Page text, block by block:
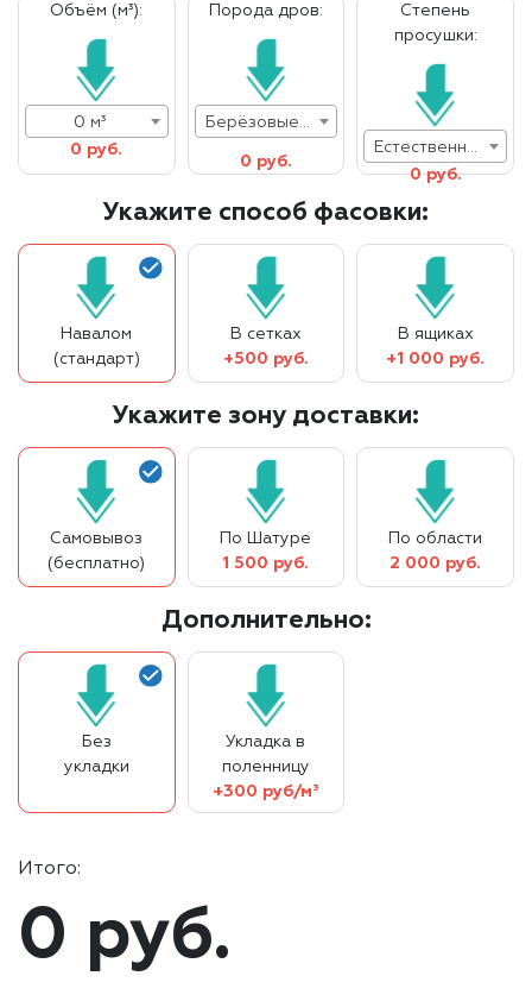
Объём (м³):
0 м³
0 руб.
Порода дров:
Берёзовые дрова
0 руб.
Степень
просушки:
Естественная влажность
0 руб.
Укажите способ фасовки:
Навалом
(стандарт)
В сетках
+500 руб.
В ящиках
+1 000 руб.
Укажите зону доставки:
Самовывоз
(бесплатно)
По Шатуре
1 500 руб.
По области
2 000 руб.
Дополнительно:
Без
укладки
Укладка в
поленницу
+300 руб/м³
Итого:
0 руб.